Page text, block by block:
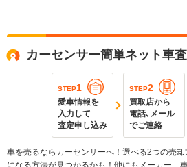
カーセンサー簡単ネット車
STEP1
愛車情報を
入力して
査定申し込み
STEP2
買取店から
電話､メール
でご連絡
車を売るならカーセンサーへ！選べる2つの売
になる方法が見つかるかも！他にもメーカー、